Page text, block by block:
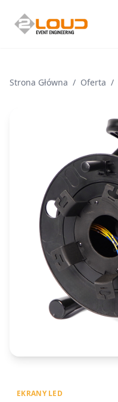
Strona Główna / Oferta /
EKRANY LED